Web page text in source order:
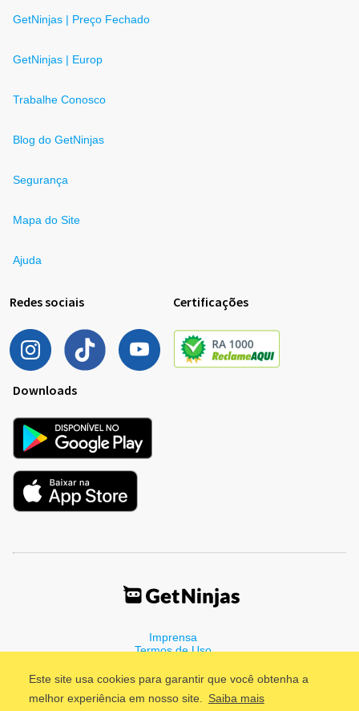
Este site usa cookies para garantir que você obtenha a
melhor experiência em nosso site. Saiba mais
GetNinjas | Preço Fechado
GetNinjas | Europ
Trabalhe Conosco
Blog do GetNinjas
Segurança
Mapa do Site
Ajuda
Redes sociais Certificações
Downloads
Imprensa
Termos de Uso